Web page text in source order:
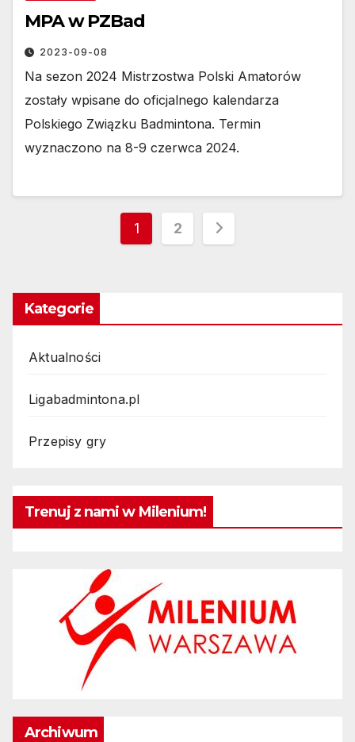
MPA w PZBad
2023-09-08
Na sezon 2024 Mistrzostwa Polski Amatorów
zostały wpisane do oficjalnego kalendarza
Polskiego Związku Badmintona. Termin
wyznaczono na 8-9 czerwca 2024.
Stronicowanie
1 2
Kategorie
Aktualności
Ligabadmintona.pl
Przepisy gry
Trenuj z nami w Milenium!
Archiwum